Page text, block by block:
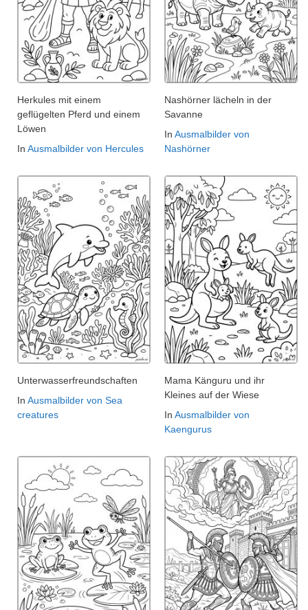
Herkules mit einem
geflügelten Pferd und einem
Löwen
In Ausmalbilder von Hercules
Nashörner lächeln in der
Savanne
In Ausmalbilder von
Nashörner
Unterwasserfreundschaften
In Ausmalbilder von Sea
creatures
Mama Känguru und ihr
Kleines auf der Wiese
In Ausmalbilder von
Kaengurus